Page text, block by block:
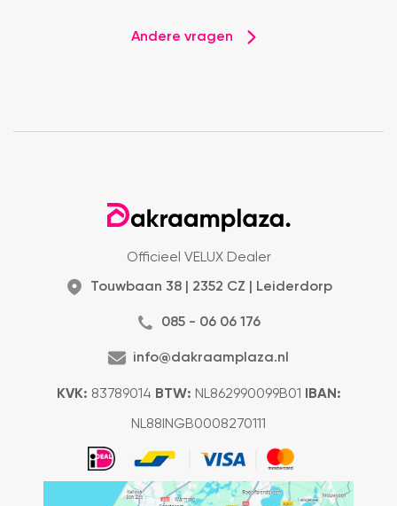
Andere vragen
Officieel VELUX Dealer
Touwbaan 38 | 2352 CZ | Leiderdorp
085 - 06 06 176
info@dakraamplaza.nl
KVK: 83789014 BTW: NL862990099B01 IBAN:
NL88INGB0008270111